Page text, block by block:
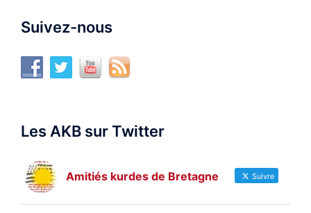
Suivez-nous
Les AKB sur Twitter
Amitiés kurdes de Bretagne Suivre